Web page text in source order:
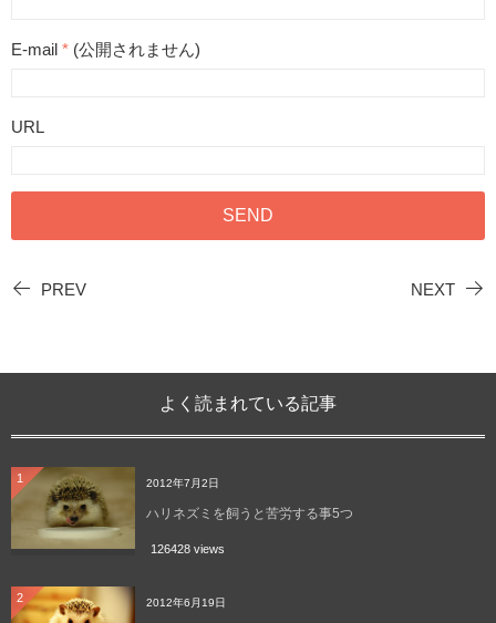
E-mail * (公開されません)
URL
PREV NEXT
よく読まれている記事
1 2012年7月2日
ハリネズミを飼うと苦労する事5つ
126428 views
2 2012年6月19日